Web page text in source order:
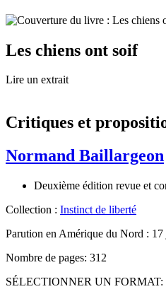
Les chiens ont soif
Lire un extrait
Critiques et
Normand Baillargeon
Deuxième édition revue et
Collection : Instinct de liberté
Parution en Amérique du Nord : 17
Nombre de pages: 312
SÉLECTIONNER UN FORMAT: